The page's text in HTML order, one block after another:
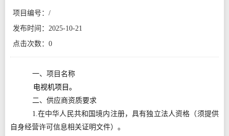
项目编号： /
发布时间： 2025-10-21
点击次数： 0
一、项目名称
电视机项目。
二、供应商资质要求
1.在中华人民共和国境内注册，具有独立法人资格（须提供
自身经营许可信息相关证明文件）。